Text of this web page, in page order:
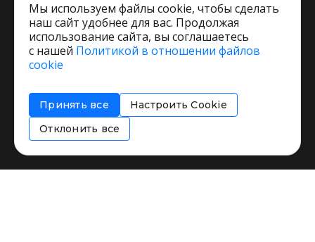
Пользовательское соглашение
Соглашение об информировании
Политика использования cookies
Мы используем файлы cookie, чтобы сделать
наш сайт удобнее для вас. Продолжая
использование сайта, вы соглашаетесь
с нашей Политикой в отношении файлов
cookie
Принять все
Настроить Cookie
Отклонить все